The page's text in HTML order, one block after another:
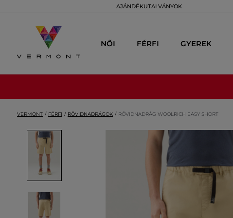
AJÁNDÉKUTALVÁNYOK
NŐI FÉRFI GYEREK
VERMONT FÉRFI RÖVIDNADRÁGOK RÖVIDNADRÁG WOOLRICH EASY SHORT